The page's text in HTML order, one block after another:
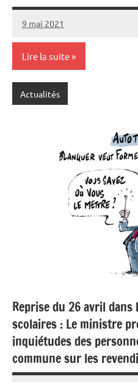
9 mai 2021
SNFOLC44
Lire la suite
Actualités
Reprise du 26 avril
scolaires : Le ministre
inquiétudes des
commune sur les